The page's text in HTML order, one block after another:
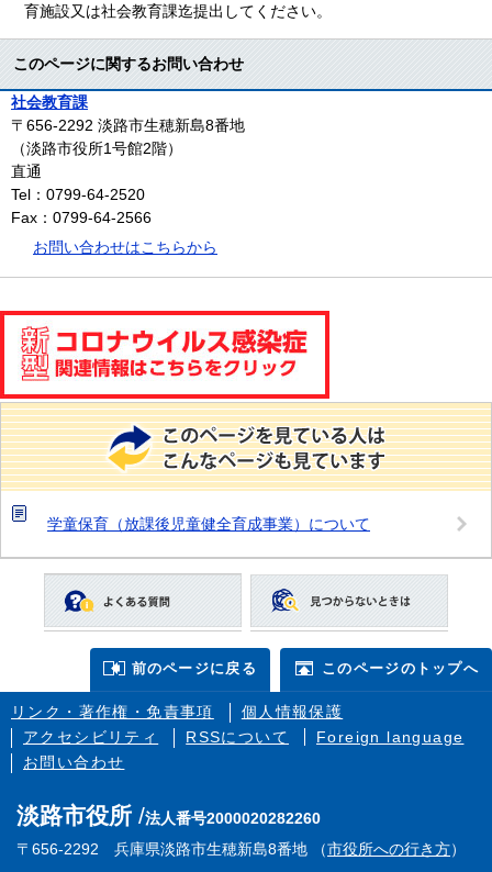
育施設又は社会教育課迄提出してください。
このページに関するお問い合わせ
社会教育課
〒656-2292 淡路市生穂新島8番地
（淡路市役所1号館2階）
直通
Tel：0799-64-2520
Fax：0799-64-2566
お問い合わせはこちらから
学童保育（放課後児童健全育成事業）について
前のページに戻る このページのトップへ
リンク・著作権・免責事項
個人情報保護
アクセシビリティ
RSSについて
Foreign language
お問い合わせ
淡路市役所
法人番号2000020282260
〒656-2292 兵庫県淡路市生穂新島8番地 （市役所への行き方）